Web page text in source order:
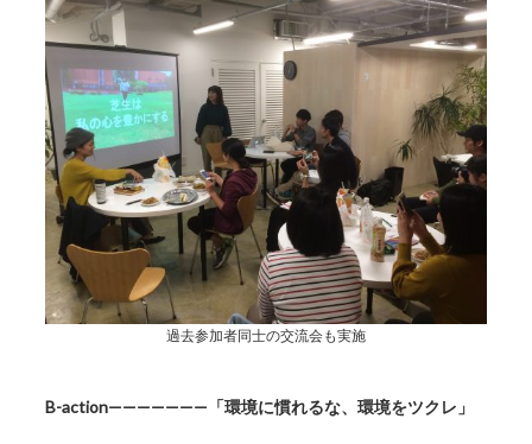
過去参加者同士の交流会も実施
B-action———————「環境に慣れるな、環境をツクレ」